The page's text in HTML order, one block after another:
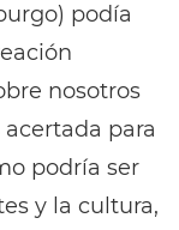
podía
nosotros
para
podría ser
y la cultura,